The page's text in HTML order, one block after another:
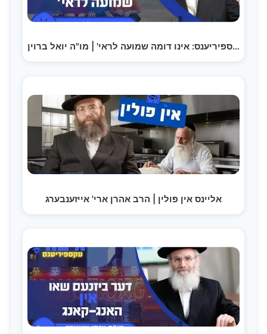
גיבור עקספיריענס: אינו דומה שמועה לראי' | מו"ה יואל ברוין
אליינס אין פולין | הרב אהרן ארי' אייזענבערג